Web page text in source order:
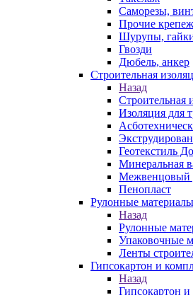
Саморезы,
Прочие
Шурупы,
Гвозди
Дюбель, анкер
Строительная
Назад
Строительная
Изоляция для
Геотекстиль
Минеральная
Межвенцовый
Пенопласт
Рулонные
Назад
Рулонные
Упаковочные
Ленты
Гипсокартон и
Назад
Гипсокартон